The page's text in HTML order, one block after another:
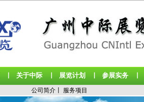
关于中际丨 展览计划 参展实务
公司简介 服务项目